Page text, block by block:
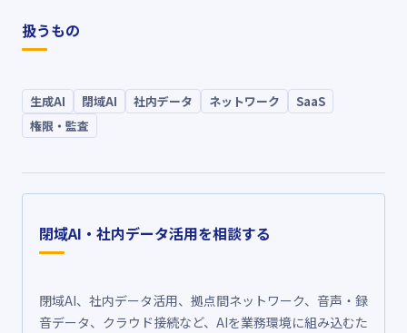
扱うもの
生成AI 閉域AI 社内データ ネットワーク
SaaS
権限・監査
閉域AI・社内データ活用を相談する
閉域AI、社内データ活用、拠点間ネットワーク、音声・録
音データ、クラウド接続など、AIを業務環境に組み込むた